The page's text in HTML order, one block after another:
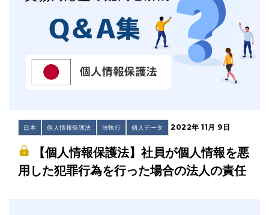
日本 個人情報保護法 法執行 個人データ 2022年 11月 9日
【個人情報保護法】社員が個人情報を悪
用した犯罪行為を行った場合の法人の責任